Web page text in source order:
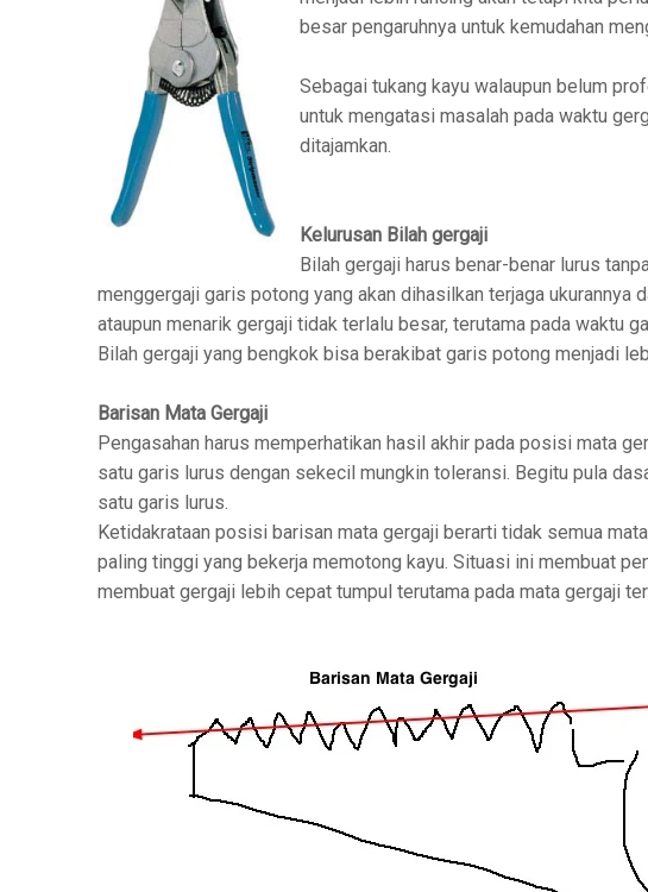
besar pengaruhnya untuk kemudahan
Sebagai tukang kayu walaupun belum
untuk mengatasi masalah pada waktu
ditajamkan.
Kelurusan Bilah gergaji
Bilah gergaji harus benar-benar lurus
menggergaji garis potong yang akan dihasilkan terjaga ukurannya
ataupun menarik gergaji tidak terlalu besar, terutama pada waktu
Bilah gergaji yang bengkok bisa berakibat garis potong menjadi
Barisan Mata Gergaji
Pengasahan harus memperhatikan hasil akhir pada posisi mata
satu garis lurus dengan sekecil mungkin toleransi. Begitu pula
satu garis lurus.
Ketidakrataan posisi barisan mata gergaji berarti tidak semua
paling tinggi yang bekerja memotong kayu. Situasi ini membuat
membuat gergaji lebih cepat tumpul terutama pada mata gergaji